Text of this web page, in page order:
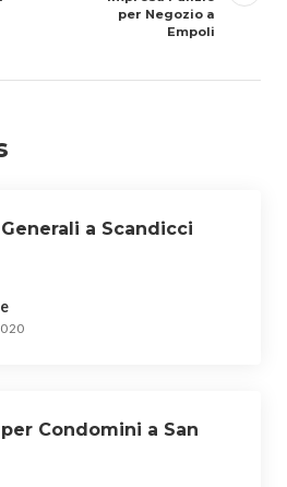
per Negozio a
Empoli
a Scandicci
Condomini a San